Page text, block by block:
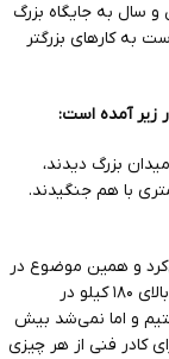
سال به جایگاه بزرگ
به کارهای بزرگتر
زیر آمده است:
بزرگ دیدند،
با هم جنگیدند.
و همین موضوع در
یکضرب کارش را خراب کرد. ما انتظار داشتیم علیرضا بالای ۱۸۰ کیلو در
و اما نمی‌شد بیش
کادر فنی از هر چیزی